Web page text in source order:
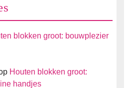
blokken groot: bouwplezier
Houten blokken groot:
handjes